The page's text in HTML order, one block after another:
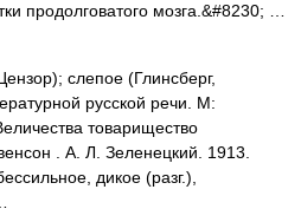
продолговатого мозга.&#8230; …
слепое (Глинсберг,
русской речи. М:
товарищество
. А. Л. Зеленецкий. 1913.
дикое (разг.),